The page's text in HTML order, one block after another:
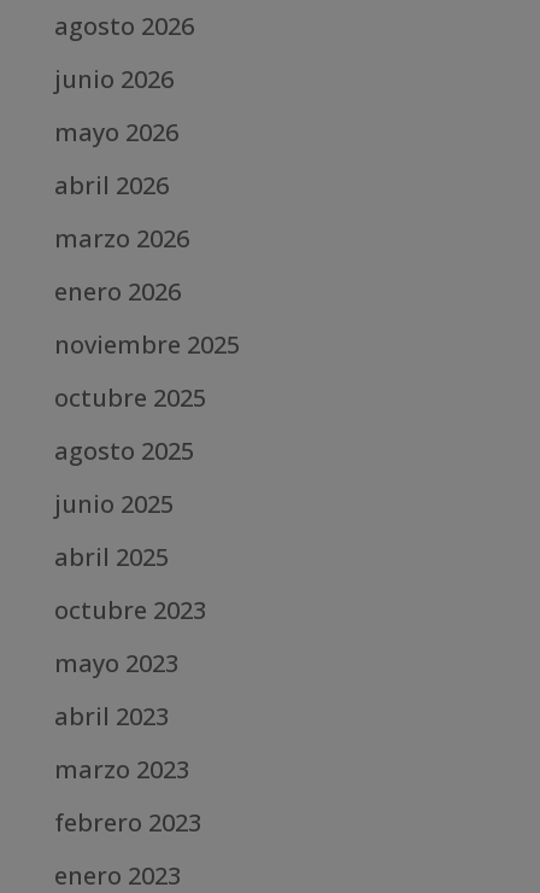
agosto 2026
junio 2026
mayo 2026
abril 2026
marzo 2026
enero 2026
noviembre 2025
octubre 2025
agosto 2025
junio 2025
abril 2025
octubre 2023
mayo 2023
abril 2023
marzo 2023
febrero 2023
enero 2023